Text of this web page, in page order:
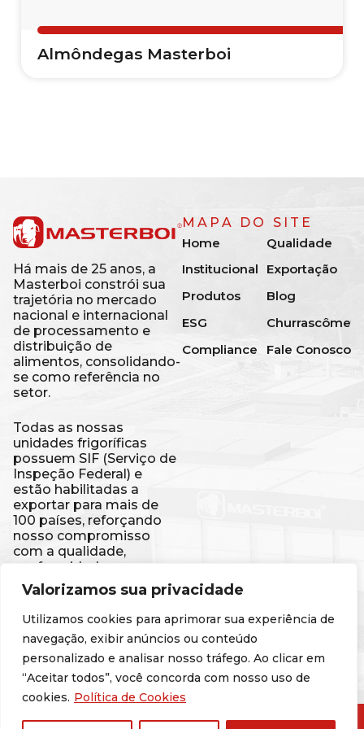
Valorizamos sua privacidade
Utilizamos cookies para aprimorar sua experiência de
navegação, exibir anúncios ou conteúdo
personalizado e analisar nosso tráfego. Ao clicar em
“Aceitar todos”, você concorda com nosso uso de
cookies. Política de Cookies
Almôndegas Masterboi
Há mais de 25 anos, a
Masterboi constrói sua
trajetória no mercado
nacional e internacional
de processamento e
distribuição de
alimentos, consolidando-
se como referência no
setor.
Todas as nossas
unidades frigoríficas
possuem SIF (Serviço de
Inspeção Federal) e
estão habilitadas a
exportar para mais de
100 países, reforçando
nosso compromisso
com a qualidade,
conformidade e
segurança de nossos
produtos. Isso é a
Masterboi ganhando o
MAPA DO SITE
Home
Institucional
Produtos
ESG
Compliance
Qualidade
Exportação
Blog
Fale Conosco
Código de Conduta
© 2025 Masterboi - Todos os direitos reservados